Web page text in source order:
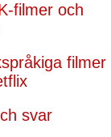
filmer och
filmer
svar